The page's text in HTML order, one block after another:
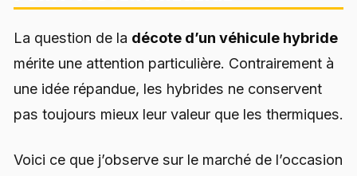
La question de la décote d’un véhicule hybride
mérite une attention particulière. Contrairement à
une idée répandue, les hybrides ne conservent
pas toujours mieux leur valeur que les thermiques.
Voici ce que j’observe sur le marché de l’occasion